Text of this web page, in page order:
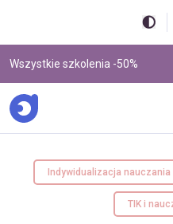
Wszystkie szkolenia -50%
Indywidualizacja nauczania
TIK i